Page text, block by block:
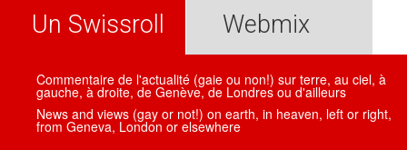
Un Swissroll Webmix
Commentaire de l'actualité (gaie ou non!) sur terre, au ciel, à
gauche, à droite, de Genève, de Londres ou d'ailleurs
News and views (gay or not!) on earth, in heaven, left or right,
from Geneva, London or elsewhere